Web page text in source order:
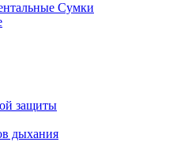
Сумки
защиты
дыхания